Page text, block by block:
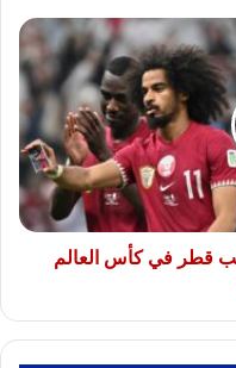
قطر في كأس العالم